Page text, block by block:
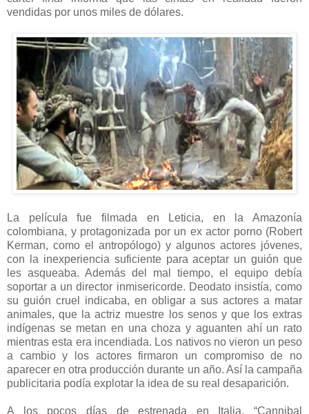
vendidas por unos miles de dólares.
La película fue filmada en Leticia, en la Amazonía
colombiana, y protagonizada por un ex actor porno (Robert
Kerman, como el antropólogo) y algunos actores jóvenes,
con la inexperiencia suficiente para aceptar un guión que
les asqueaba. Además del mal tiempo, el equipo debía
soportar a un director inmisericorde. Deodato insistía, como
su guión cruel indicaba, en obligar a sus actores a matar
animales, que la actriz muestre los senos y que los extras
indígenas se metan en una choza y aguanten ahí un rato
mientras esta era incendiada. Los nativos no vieron un peso
a cambio y los actores firmaron un compromiso de no
aparecer en otra producción durante un año. Así la campaña
publicitaria podía explotar la idea de su real desaparición.
A los pocos días de estrenada en Italia, “Cannibal